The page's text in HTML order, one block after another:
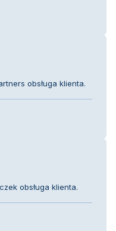
obsługa klienta.
obsługa klienta.